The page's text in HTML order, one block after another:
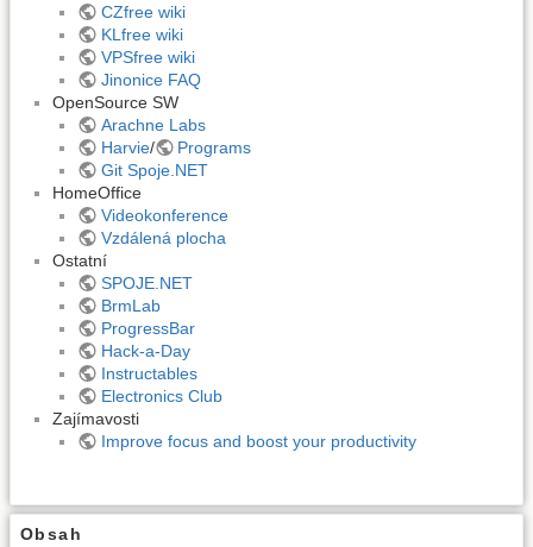
CZfree wiki
KLfree wiki
VPSfree wiki
Jinonice FAQ
OpenSource SW
Arachne Labs
Harvie/
Programs
Git Spoje.NET
HomeOffice
Videokonference
Vzdálená plocha
Ostatní
SPOJE.NET
BrmLab
ProgressBar
Hack-a-Day
Instructables
Electronics Club
Zajímavosti
Improve focus and boost your productivity
Obsah